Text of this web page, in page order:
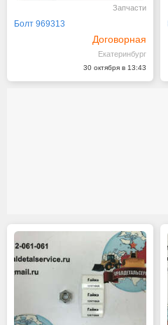
Запчасти
Болт 969313
Договорная
Екатеринбург
30 октября в 13:43